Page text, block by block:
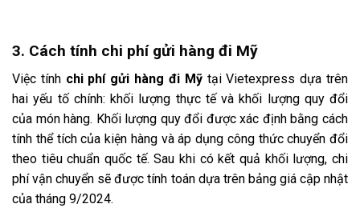
3. Cách tính chi phí gửi hàng đi Mỹ
Việc tính chi phí gửi hàng đi Mỹtại Vietexpress dựa trên
hai yếu tố chính: khối lượng thực tế và khối lượng quy đổi
của món hàng. Khối lượng quy đổi được xác định bằng cách
tính thể tích của kiện hàng và áp dụng công thức chuyển đổi
theo tiêu chuẩn quốc tế. Sau khi có kết quả khối lượng, chi
phí vận chuyển sẽ được tính toán dựa trên bảng giá cập nhật
của tháng 9/2024.